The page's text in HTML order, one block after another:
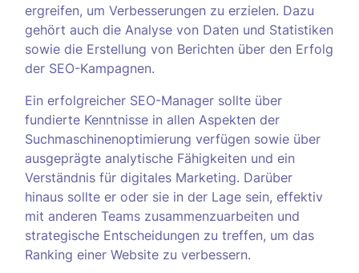
ergreifen, um Verbesserungen zu erzielen. Dazu
gehört auch die Analyse von Daten und Statistiken
sowie die Erstellung von Berichten über den Erfolg
der SEO-Kampagnen.
Ein erfolgreicher SEO-Manager sollte über
fundierte Kenntnisse in allen Aspekten der
Suchmaschinenoptimierung verfügen sowie über
ausgeprägte analytische Fähigkeiten und ein
Verständnis für digitales Marketing. Darüber
hinaus sollte er oder sie in der Lage sein, effektiv
mit anderen Teams zusammenzuarbeiten und
strategische Entscheidungen zu treffen, um das
Ranking einer Website zu verbessern.